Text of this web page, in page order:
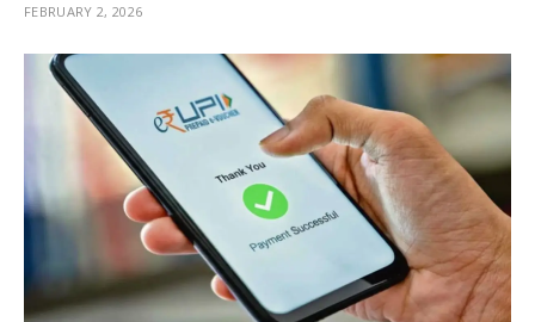
FEBRUARY 2, 2026